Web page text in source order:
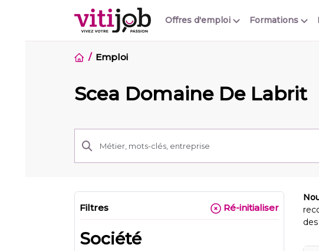
Offres d'emploi Formations
Emploi
Scea Domaine De Labrit
Filtres Ré-initialiser
Société